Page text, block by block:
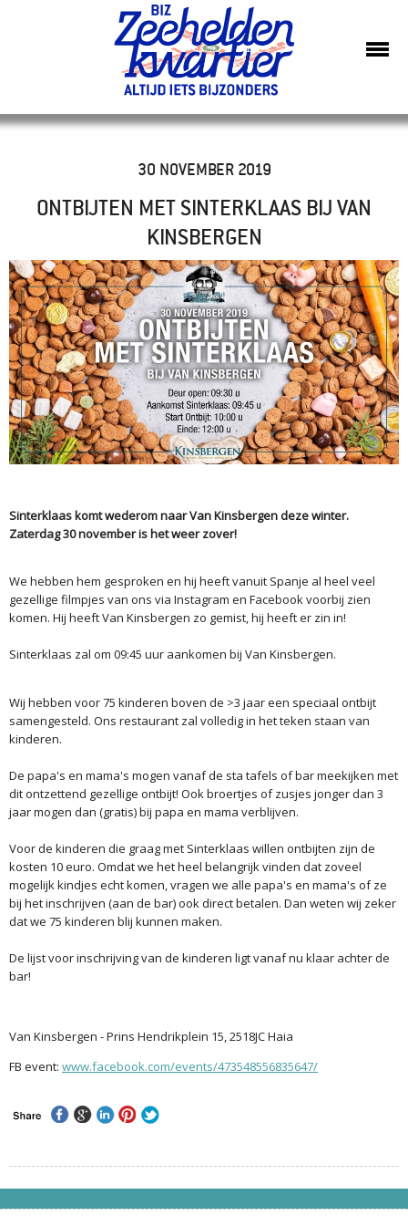
30 NOVEMBER 2019
ONTBIJTEN MET SINTERKLAAS BIJ VAN
KINSBERGEN
Sinterklaas komt wederom naar Van Kinsbergen deze winter.
Zaterdag 30 november is het weer zover!
We hebben hem gesproken en hij heeft vanuit Spanje al heel veel
gezellige filmpjes van ons via Instagram en Facebook voorbij zien
komen. Hij heeft Van Kinsbergen zo gemist, hij heeft er zin in!
Sinterklaas zal om 09:45 uur aankomen bij Van Kinsbergen.
Wij hebben voor 75 kinderen boven de >3 jaar een speciaal ontbijt
samengesteld. Ons restaurant zal volledig in het teken staan van
kinderen.
De papa's en mama's mogen vanaf de sta tafels of bar meekijken met
dit ontzettend gezellige ontbijt! Ook broertjes of zusjes jonger dan 3
jaar mogen dan (gratis) bij papa en mama verblijven.
Voor de kinderen die graag met Sinterklaas willen ontbijten zijn de
kosten 10 euro. Omdat we het heel belangrijk vinden dat zoveel
mogelijk kindjes echt komen, vragen we alle papa's en mama's of ze
bij het inschrijven (aan de bar) ook direct betalen. Dan weten wij zeker
dat we 75 kinderen blij kunnen maken.
De lijst voor inschrijving van de kinderen ligt vanaf nu klaar achter de
bar!
Van Kinsbergen - Prins Hendrikplein 15, 2518JC Haia
FB event: www.facebook.com/events/473548556835647/